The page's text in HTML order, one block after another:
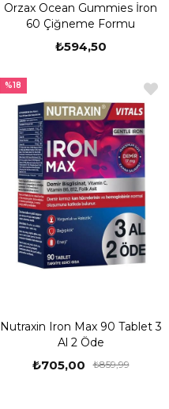
Orzax Ocean Gummies İron
60 Çiğneme Formu
₺594,50
Nutraxin Iron Max 90 Tablet 3
Al 2 Öde
₺705,00 ₺859,99
%18